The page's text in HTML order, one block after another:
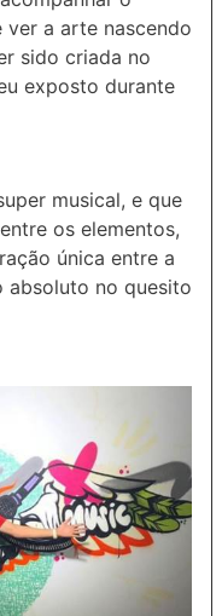
a arte nascendo
sido criada no
exposto durante
musical, e que
os elementos,
única entre a
absoluto no quesito